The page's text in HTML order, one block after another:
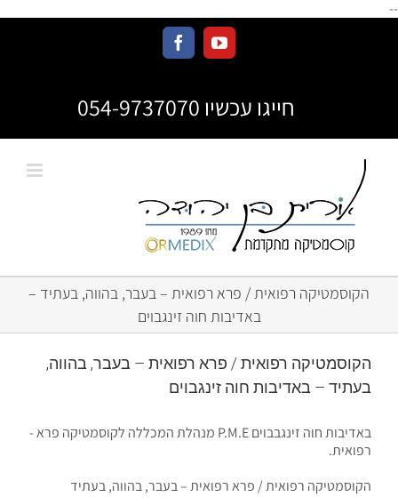
--
חייגו עכשיו 054-9737070
הקוסמטיקה רפואית / פרא רפואית – בעבר, בהווה, בעתיד –
באדיבות חוה זינגבוים
הקוסמטיקה רפואית / פרא רפואית – בעבר, בהווה,
בעתיד – באדיבות חוה זינגבוים
באדיבות חוה זינגבבוים P.M.E מנהלת המכללה לקוסמטיקה פרא -
רפואית.
הקוסמטיקה רפואית / פרא רפואית – בעבר, בהווה, בעתיד